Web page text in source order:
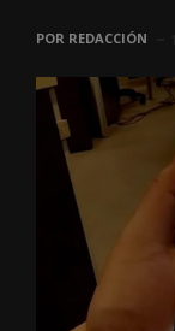
POR REDACCIÓN